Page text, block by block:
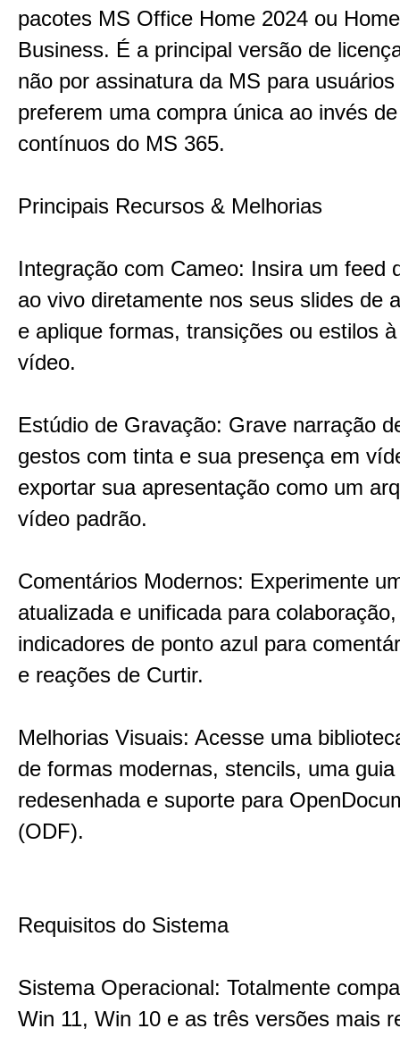
pacotes MS Office Home 2024 ou
Business. É a principal versão de
não por assinatura da MS para usuários
preferem uma compra única ao invés
contínuos do MS 365.
Principais Recursos & Melhorias
Integração com Cameo: Insira um feed
ao vivo diretamente nos seus slides de
e aplique formas, transições ou estilos
vídeo.
Estúdio de Gravação: Grave narração
gestos com tinta e sua presença em
exportar sua apresentação como um
vídeo padrão.
Comentários Modernos: Experimente
atualizada e unificada para
indicadores de ponto azul para
e reações de Curtir.
Melhorias Visuais: Acesse uma
de formas modernas, stencils, uma
redesenhada e suporte para
(ODF).
Requisitos do Sistema
Sistema Operacional: Totalmente
Win 11, Win 10 e as três versões mais